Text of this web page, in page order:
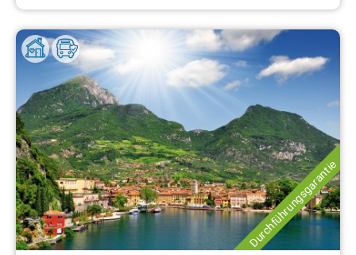
Durchführungsgarantie